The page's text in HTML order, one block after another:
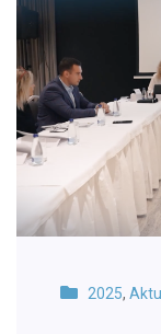
2025,